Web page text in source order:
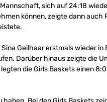
sich auf 24:18
können, zeigte dann auch
Geilhaar erstmals wieder in
Darüber hinaus zeigte die
die Girls Baskets einen